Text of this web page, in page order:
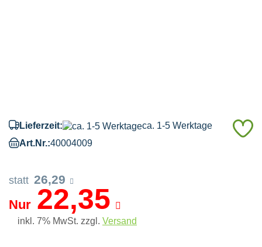
Lieferzeit:
ca. 1-5 Werktage
Art.Nr.:40004009
statt 26,29
Nur 22,35
inkl. 7% MwSt. zzgl. Versand